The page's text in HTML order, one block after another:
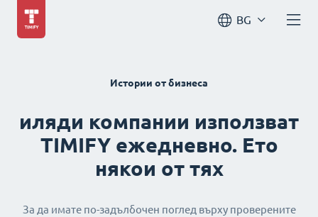
BG
Истории от бизнеса
иляди компании използват
TIMIFY ежедневно. Ето
някои от тях
За да имате по-задълбочен поглед върху проверените